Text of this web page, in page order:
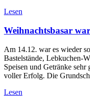
Lesen
Weihnachtsbasar
Am 14.12. war es wieder
Bastelstände, Lebkuchen-
Speisen und Getränke
voller Erfolg. Die
Lesen